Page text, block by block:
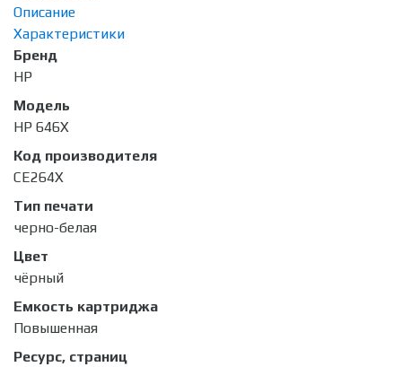
Описание
Характеристики
Бренд
HP
Модель
HP 646X
Код производителя
CE264X
Тип печати
черно-белая
Цвет
чёрный
Емкость картриджа
Повышенная
Ресурс, страниц